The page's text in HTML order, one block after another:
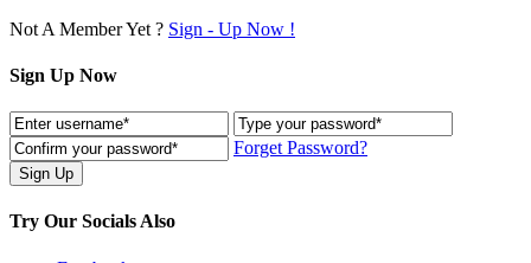
Not A Member Yet ? Sign - Up Now !
Sign Up Now
Forget Password?
Try Our Socials Also